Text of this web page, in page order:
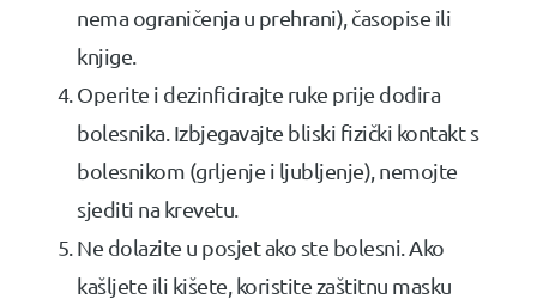
nema ograničenja u prehrani), časopise ili
knjige.
Operite i dezinficirajte ruke prije dodira
bolesnika. Izbjegavajte bliski fizički kontakt s
bolesnikom (grljenje i ljubljenje), nemojte
sjediti na krevetu.
Ne dolazite u posjet ako ste bolesni. Ako
kašljete ili kišete, koristite zaštitnu masku